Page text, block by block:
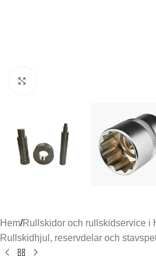
Hem/Rullskidor och rullskidservice i
Rullskidhjul, reservdelar och